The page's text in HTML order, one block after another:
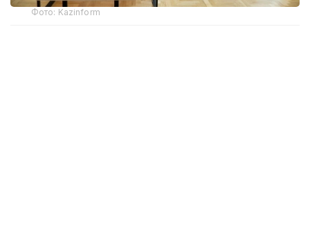
Фото: Kazinform